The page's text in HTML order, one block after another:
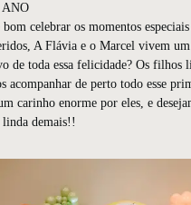
celebrar os momentos
A Flávia e o Marcel vivem um
de toda essa felicidade? Os filhos
acompanhar de perto todo esse
carinho enorme por eles, e
demais!!